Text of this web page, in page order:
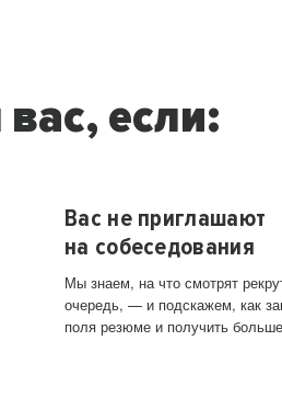
если:
Вас не приглашают
на собеседования
Мы знаем, на что смотрят
очередь, — и подскажем, как
поля резюме и получить